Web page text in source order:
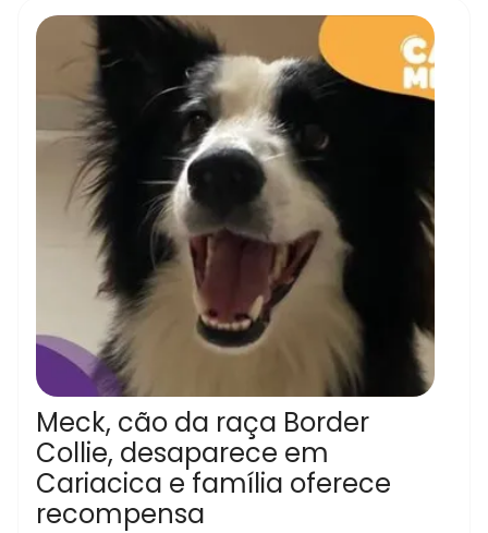
Meck, cão da raça Border
Collie, desaparece em
Cariacica e família oferece
recompensa